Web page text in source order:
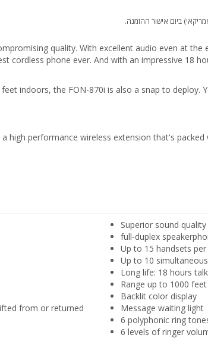
ביום אישור ההזמנה.
quality. With excellent audio even at
cordless phone ever. And with an impressive 18
indoors, the FON-870i is also a snap to deploy.
high performance wireless extension that's
Superior sound quality
full-duplex
Up to 15 handsets per
Up to 10
Long life: 18 hours
Range up to 1000
Backlit color display
Message waiting light
6 polyphonic ring
6 levels of ringer
from or returned